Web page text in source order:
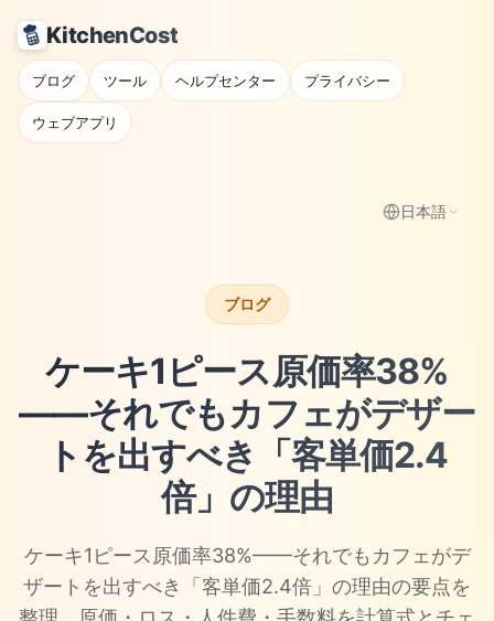
KitchenCost
ブログ ツール ヘルプセンター プライバシー
ウェブアプリ
日本語
ブログ
ケーキ1ピース原価率38%
——それでもカフェがデザー
トを出すべき「客単価2.4
倍」の理由
ケーキ1ピース原価率38%——それでもカフェがデ
ザートを出すべき「客単価2.4倍」の理由の要点を